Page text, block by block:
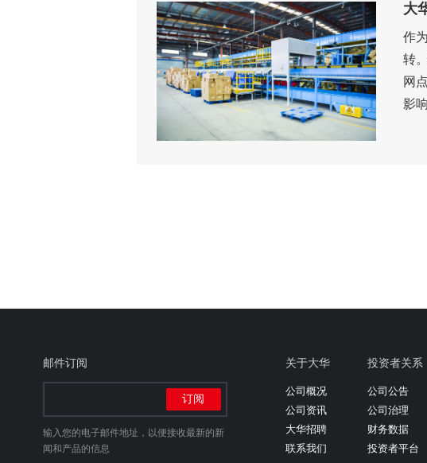
大
作
转
网
影
邮件订阅
输入您的电子邮件地址，以便接收最新的新
闻和产品的信息
关于大华
公司概况
公司资讯
大华招聘
联系我们
投资者关系
公司公告
公司治理
财务数据
投资者平台